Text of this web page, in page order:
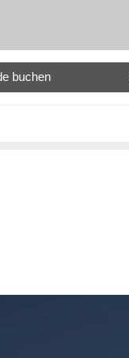
buchen